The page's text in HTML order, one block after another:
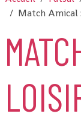
Match Amical